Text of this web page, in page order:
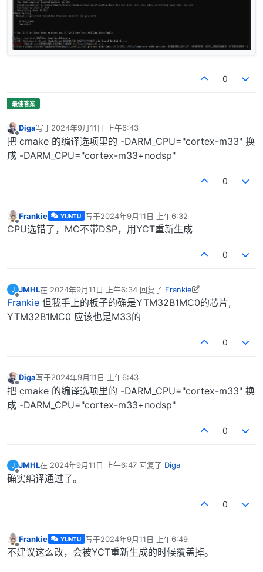
0
离线
Diga写于2024年9月11日 上午6:43
最后由 编辑
把 cmake 的编译选项里的 -DARM_CPU="cortex-m33" 换
成 -DARM_CPU="cortex-m33+nodsp"
0
离线
Frankie YUNTU 写于2024年9月11日 上午6:32
最后由 编辑
CPU选错了，MC不带DSP，用YCT重新生成
0
J
离线
JMHL在 2024年9月11日 上午6:34 回复了 Frankie
最后由 JMHL 编辑 2024年9月11日 下午2:39
Frankie 但我手上的板子的确是YTM32B1MC0的芯片,
YTM32B1MC0 应该也是M33的
0
离线
Diga写于2024年9月11日 上午6:43
最后由 编辑
把 cmake 的编译选项里的 -DARM_CPU="cortex-m33" 换
成 -DARM_CPU="cortex-m33+nodsp"
0
J
离线
JMHL在 2024年9月11日 上午6:47 回复了 Diga
最后由 编辑
确实编译通过了。
0
离线
Frankie YUNTU 写于2024年9月11日 上午6:49
最后由 编辑
不建议这么改，会被YCT重新生成的时候覆盖掉。